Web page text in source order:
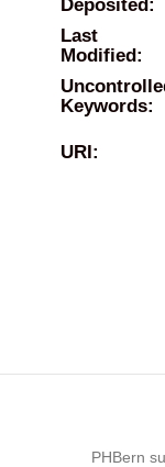
Deposited:
Last
Modified:
Keywords:
URI:
PHBern